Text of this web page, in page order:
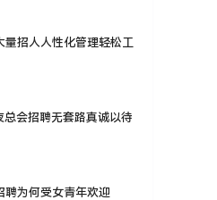
量招人人性化管理轻松工
总会招聘无套路真诚以待
聘为何受女青年欢迎